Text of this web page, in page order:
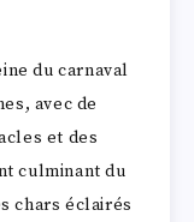
du carnaval
avec de
et des
culminant du
chars éclairés